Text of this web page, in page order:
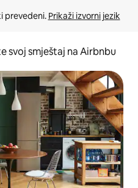
prevedeni. Prikaži izvorni jezik
svoj smještaj na Airbnbu